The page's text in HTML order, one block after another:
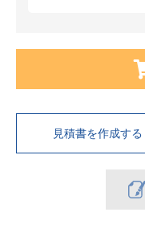
見積書を作成する